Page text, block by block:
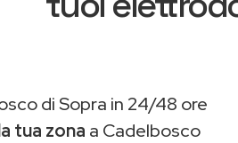
di Sopra in 24/48 ore
tua zona a Cadelbosco